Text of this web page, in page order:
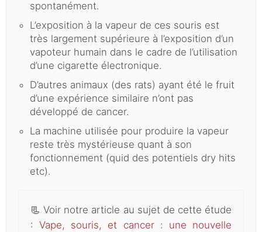
spontanément.
L’exposition à la vapeur de ces souris est
très largement supérieure à l’exposition d’un
vapoteur humain dans le cadre de l’utilisation
d’une cigarette électronique.
D’autres animaux (des rats) ayant été le fruit
d’une expérience similaire n’ont pas
développé de cancer.
La machine utilisée pour produire la vapeur
reste très mystérieuse quant à son
fonctionnement (quid des potentiels dry hits
etc).
📃 Voir notre article au sujet de cette étude
:Vape, souris, et cancer : une nouvelle